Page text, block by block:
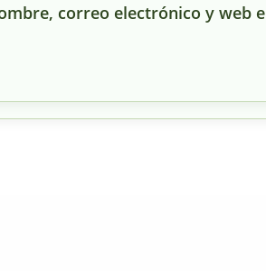
correo electrónico y web